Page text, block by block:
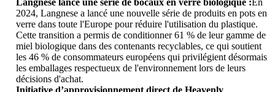
Langnese lance une série de bocaux en verre biologique :En
2024, Langnese a lancé une nouvelle série de produits en pots en
verre dans toute l'Europe pour réduire l'utilisation du plastique.
Cette transition a permis de conditionner 61 % de leur gamme de
miel biologique dans des contenants recyclables, ce qui soutient
les 46 % de consommateurs européens qui privilégient désormais
les emballages respectueux de l'environnement lors de leurs
décisions d'achat.
Initiative d’approvisionnement direct de Heavenly